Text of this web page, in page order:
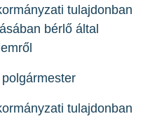
tulajdonban
bérlő által
tulajdonban